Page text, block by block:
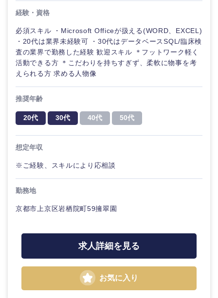
経験・資格
必須スキル ・Microsoft Officeが扱える(WORD、EXCEL)
・20代は業界未経験可 ・30代はデータベースSQL/臨床検
査の業界で勤務した経験 歓迎スキル ＊フットワーク軽く
活動できる方 ＊こだわりを持ちすぎず、柔軟に物事を考
えられる方 求める人物像
推奨年齢
20代 30代 40代 50代
想定年収
※ご経験、スキルにより応相談
勤務地
京都市上京区岩栖院町59擁翠園
求人詳細を見る
お気に入り